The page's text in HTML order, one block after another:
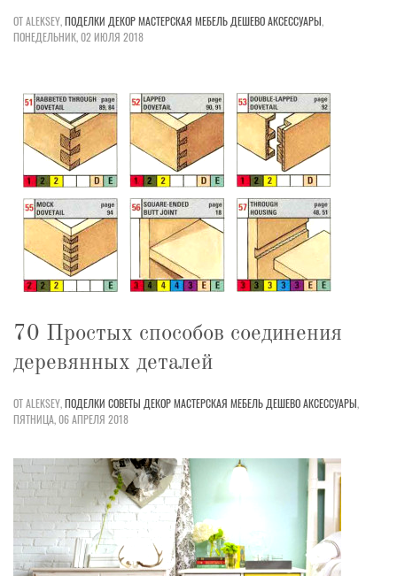
ОТ ALEKSEY,ПОДЕЛКИ ДЕКОРМАСТЕРСКАЯ МЕБЕЛЬ ДЕШЕВОАКСЕССУАРЫ,
ПОНЕДЕЛЬНИК, 02 ИЮЛЯ 2018
70 Простых способов соединения
деревянных деталей
ОТ ALEKSEY,ПОДЕЛКИ СОВЕТЫ ДЕКОРМАСТЕРСКАЯ МЕБЕЛЬ ДЕШЕВОАКСЕССУАРЫ,
ПЯТНИЦА, 06 АПРЕЛЯ 2018